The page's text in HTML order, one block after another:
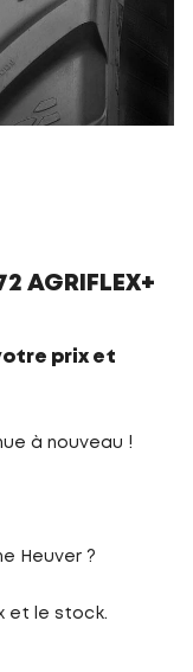
AGRIFLEX+
prix et
à nouveau !
Heuver ?
et le stock.